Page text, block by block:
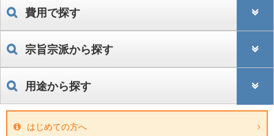
費用で探す
宗旨宗派から探す
用途から探す
はじめての方へ